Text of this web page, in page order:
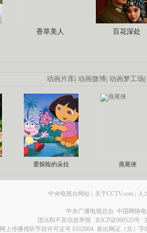
香草美人 百花深处
动画片库 动画微博 动画梦工场
爱探险的朵拉 燕尾侠
中央电视台网站 关于CCTV.com 人
中央广播电视总台 中国网络
违法和不良信息举报
京ICP证060535号
网上传播视听节目许可证号 0102004 新出网证（京）